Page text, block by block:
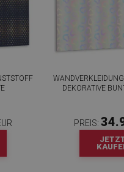
DEKORATIVE
PREIS: